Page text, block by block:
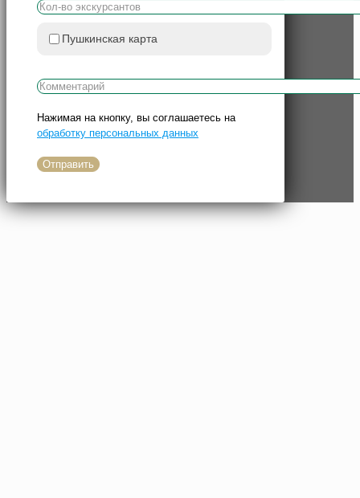
Пушкинская карта
Нажимая на кнопку, вы соглашаетесь на
обработку персональных данных